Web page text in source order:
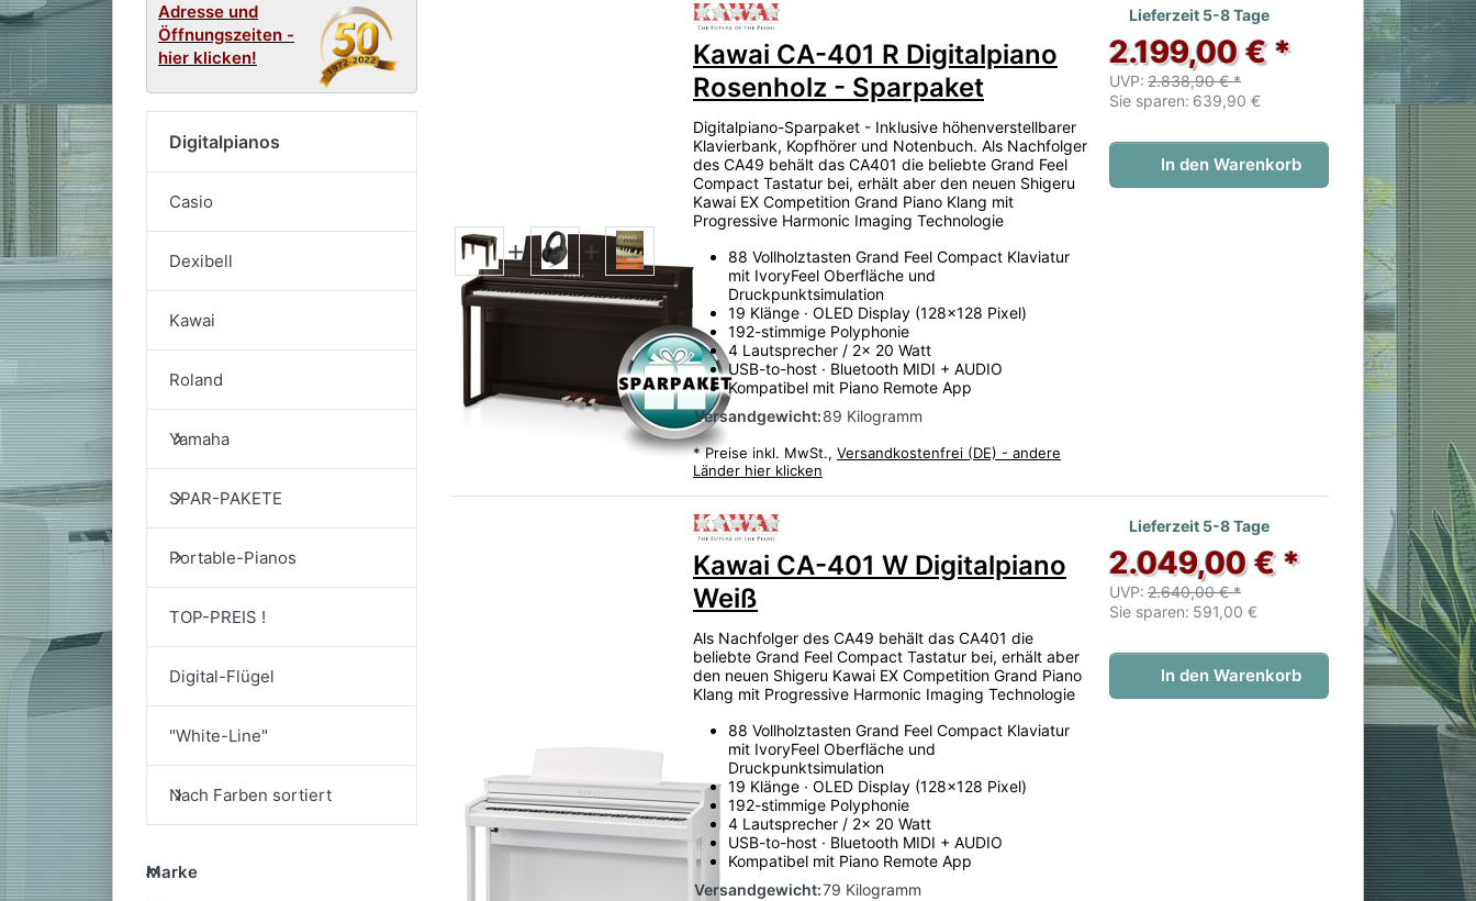
Adresse und
Öffnungszeiten -
hier klicken!
Digitalpianos
Casio
Dexibell
Kawai
Roland
Yamaha
SPAR-PAKETE
Portable-Pianos
TOP-PREIS !
Digital-Flügel
"White-Line"
Nach Farben sortiert
Marke
Marke
Zu diesem Produkt liegen noch keine Bewertungen vor.
Kawai CA-401 R Digitalpiano
Rosenholz - Sparpaket
Digitalpiano-Sparpaket - Inklusive höhenverstellbarer
Klavierbank, Kopfhörer und Notenbuch. Als Nachfolger
des CA49 behält das CA401 die beliebte Grand Feel
Compact Tastatur bei, erhält aber den neuen Shigeru
Kawai EX Competition Grand Piano Klang mit
Progressive Harmonic Imaging Technologie
88 Vollholztasten Grand Feel Compact Klaviatur
mit IvoryFeel Oberfläche und
Druckpunktsimulation
19 Klänge · OLED Display (128x128 Pixel)
192-stimmige Polyphonie
4 Lautsprecher / 2x 20 Watt
USB-to-host · Bluetooth MIDI + AUDIO
Kompatibel mit Piano Remote App
Versandgewicht:89 Kilogramm
* Preise inkl. MwSt., Versandkostenfrei (DE) - andere
Länder hier klicken
Lieferzeit 5-8 Tage
2.199,00 € *
UVP: 2.838,90 € *
Sie sparen: 639,90 €
In den Warenkorb
Zu diesem Produkt liegen noch keine Bewertungen vor.
Kawai CA-401 W Digitalpiano
Weiß
Als Nachfolger des CA49 behält das CA401 die
beliebte Grand Feel Compact Tastatur bei, erhält aber
den neuen Shigeru Kawai EX Competition Grand Piano
Klang mit Progressive Harmonic Imaging Technologie
88 Vollholztasten Grand Feel Compact Klaviatur
mit IvoryFeel Oberfläche und
Druckpunktsimulation
19 Klänge · OLED Display (128x128 Pixel)
192-stimmige Polyphonie
4 Lautsprecher / 2x 20 Watt
USB-to-host · Bluetooth MIDI + AUDIO
Kompatibel mit Piano Remote App
Versandgewicht:79 Kilogramm
Lieferzeit 5-8 Tage
2.049,00 € *
UVP: 2.640,00 € *
Sie sparen: 591,00 €
In den Warenkorb